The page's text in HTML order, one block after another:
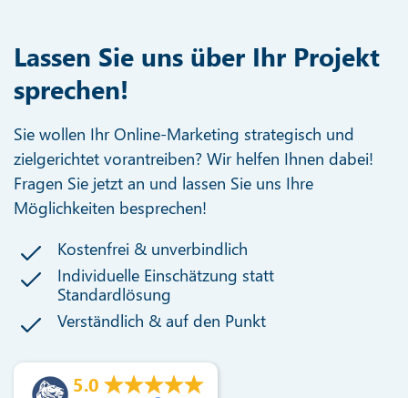
Lassen Sie uns über Ihr Projekt
sprechen!
Sie wollen Ihr Online-Marketing strategisch und
zielgerichtet vorantreiben? Wir helfen Ihnen dabei!
Fragen Sie jetzt an und lassen Sie uns Ihre
Möglichkeiten besprechen!
Kostenfrei & unverbindlich
Individuelle Einschätzung statt
Standardlösung
Verständlich & auf den Punkt
5.0